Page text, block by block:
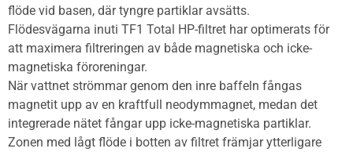
flöde vid basen, där tyngre partiklar avsätts.
Flödesvägarna inuti TF1 Total HP-filtret har optimerats för
att maximera filtreringen av både magnetiska och icke-
magnetiska föroreningar.
När vattnet strömmar genom den inre baffeln fångas
magnetit upp av en kraftfull neodymmagnet, medan det
integrerade nätet fångar upp icke-magnetiska partiklar.
Zonen med lågt flöde i botten av filtret främjar ytterligare